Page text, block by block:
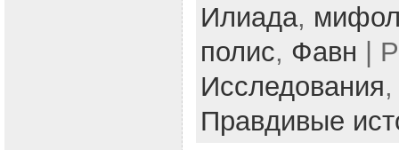
Илиада,
полис, Фавн |
Исследования
Правдивые